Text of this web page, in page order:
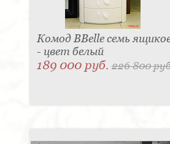
Комод BBelle семь
- цвет белый
189 000 руб.226 800